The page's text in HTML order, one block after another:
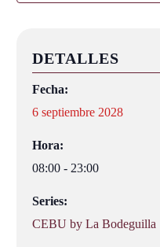
DETALLES
Fecha:
6 septiembre 2028
Hora:
08:00 - 23:00
Series:
CEBU by La Bodeguilla